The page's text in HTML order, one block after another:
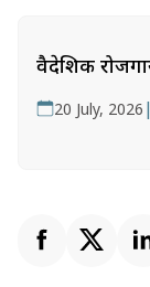
वैदेशिक
20 July, 2026 |